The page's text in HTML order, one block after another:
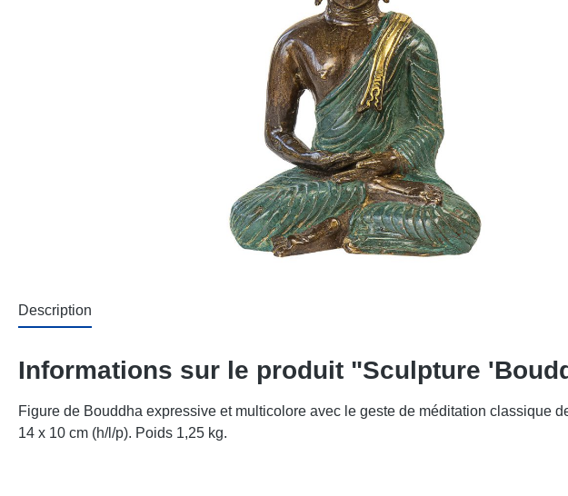
Description
Informations sur le produit "Sculpture
Figure de Bouddha expressive et multicolore avec le geste de méditation classique
14 x 10 cm (h/l/p). Poids 1,25 kg.